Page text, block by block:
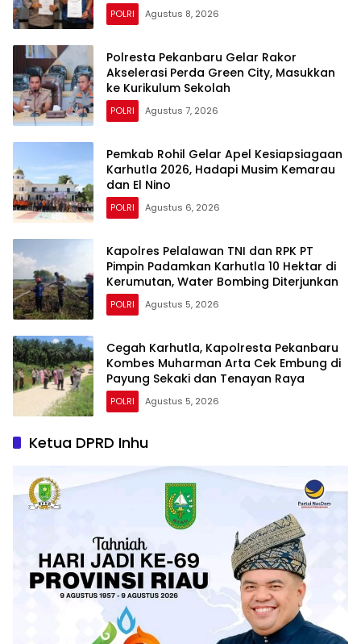
POLRI Agustus 8, 2026
Polresta Pekanbaru Gelar Rakor
Akselerasi Perda Green City, Masukkan
ke Kurikulum Sekolah
POLRI Agustus 7, 2026
Pemkab Rohil Gelar Apel Kesiapsiagaan
Karhutla 2026, Hadapi Musim Kemarau
dan El Nino
POLRI Agustus 6, 2026
Kapolres Pelalawan TNI dan RPK PT
Pimpin Padamkan Karhutla 10 Hektar di
Kerumutan, Water Bombing Diterjunkan
POLRI Agustus 5, 2026
Cegah Karhutla, Kapolresta Pekanbaru
Kombes Muharman Arta Cek Embung di
Payung Sekaki dan Tenayan Raya
POLRI Agustus 5, 2026
Ketua DPRD Inhu